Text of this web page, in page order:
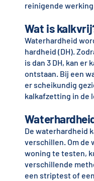
reinigende
Wat is
Waterhardheid
hardheid (DH).
is dan 3 DH, kan er
ontstaan. Bij een
er scheikundig
kalkafzetting in de
De waterhardheid
verschillen. Om de
woning te testen,
verschillende
een striptest of